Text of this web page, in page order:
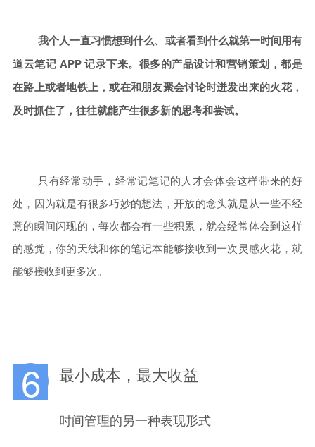
我个人一直习惯想到什么、或者看到什么就第一时间用有
道云笔记 APP 记录下来。很多的产品设计和营销策划，都是
在路上或者地铁上，或在和朋友聚会讨论时迸发出来的火花，
及时抓住了，往往就能产生很多新的思考和尝试。
只有经常动手，经常记笔记的人才会体会这样带来的好
处，因为就是有很多巧妙的想法，开放的念头就是从一些不经
意的瞬间闪现的，每次都会有一些积累，就会经常体会到这样
的感觉，你的天线和你的笔记本能够接收到一次灵感火花，就
能够接收到更多次。
6 最小成本，最大收益
时间管理的另一种表现形式